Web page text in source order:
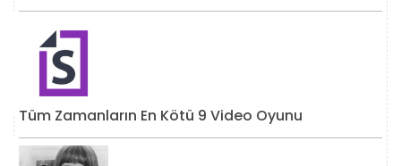
Tüm Zamanların En Kötü 9 Video Oyunu